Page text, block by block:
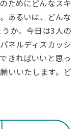
ためにどんなスキ
あるいは、どんな
か。今日は3人の
ネルディスカッシ
きればいいと思っ
いいたします。ど